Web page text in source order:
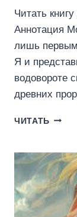
Читать
Аннотация
лишь
Я и
водовороте
древних
ЧИТАТЬ
ОГНЯ